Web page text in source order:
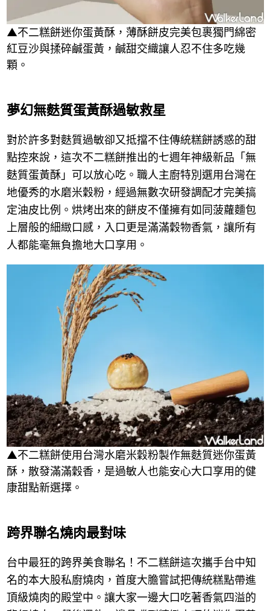
▲不二糕餅迷你蛋黃酥，薄酥餅皮完美包裹獨門綿密
紅豆沙與揉碎鹹蛋黃，鹹甜交織讓人忍不住多吃幾
顆。
夢幻無麩質蛋黃酥過敏救星
對於許多對麩質過敏卻又抵擋不住傳統糕餅誘惑的甜
點控來說，這次不二糕餅推出的七週年神級新品「無
麩質蛋黃酥」可以放心吃。職人主廚特別選用台灣在
地優秀的水磨米穀粉，經過無數次研發調配才完美搞
定油皮比例。烘烤出來的餅皮不僅擁有如同菠蘿麵包
上層般的細緻口感，入口更是滿滿穀物香氣，讓所有
人都能毫無負擔地大口享用。
▲不二糕餅使用台灣水磨米穀粉製作無麩質迷你蛋黃
酥，散發滿滿穀香，是過敏人也能安心大口享用的健
康甜點新選擇。
跨界聯名燒肉最對味
台中最狂的跨界美食聯名！不二糕餅這次攜手台中知
名的本大股私廚燒肉，首度大膽嘗試把傳統糕點帶進
頂級燒肉的殿堂中。讓大家一邊大口吃著香氣四溢的